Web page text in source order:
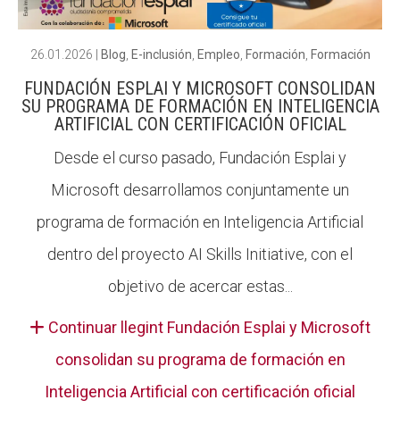
26.01.2026 Blog E-inclusión Empleo Formación Formación
FUNDACIÓN ESPLAI Y MICROSOFT CONSOLIDAN
SU PROGRAMA DE FORMACIÓN EN INTELIGENCIA
ARTIFICIAL CON CERTIFICACIÓN OFICIAL
Desde el curso pasado, Fundación Esplai y
Microsoft desarrollamos conjuntamente un
programa de formación en Inteligencia Artificial
dentro del proyecto AI Skills Initiative, con el
objetivo de acercar estas...
Continuar llegint Fundación Esplai y Microsoft
consolidan su programa de formación en
Inteligencia Artificial con certificación oficial